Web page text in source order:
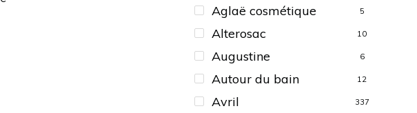
Aglaë cosmétique
5
Alterosac 10
Augustine 6
Autour du bain 12
Avril 337